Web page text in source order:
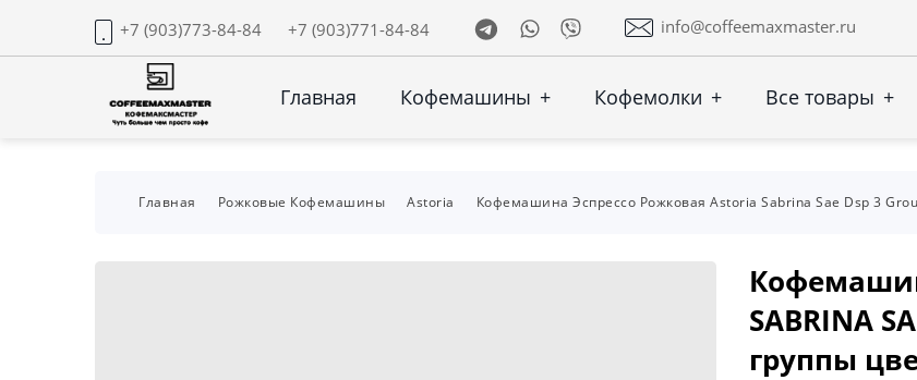
+7 (903)773-84-84 +7 (903)771-84-84 TelegramWhatsapp
Viber info@coffeemaxmaster.ru
Главная Кофемашины + Кофемолки + Все товары +
Главная Рожковые Кофемашины Astoria Кофемашина Эспрессо Рожковая Astoria Sabrina Sae Dsp 3
SABRINA
группы